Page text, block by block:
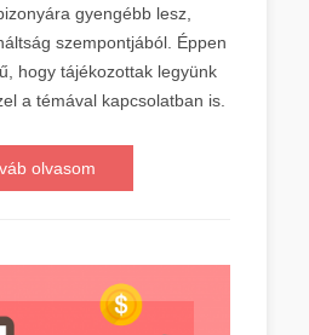
gyengébb lesz,
szempontjából. Éppen
hogy tájékozottak legyünk
a témával kapcsolatban is.
olvasom